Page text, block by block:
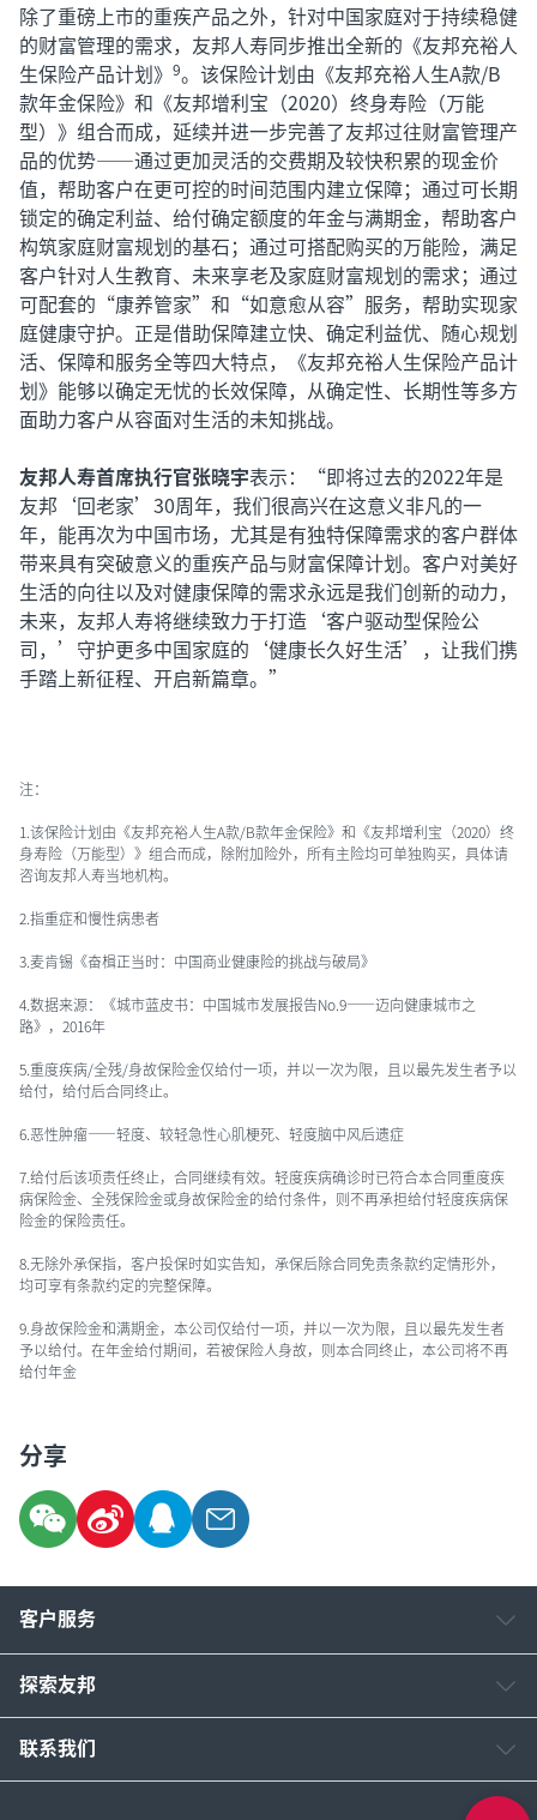
除了重磅上市的重疾产品之外，针对中国家庭对于持续稳健
的财富管理的需求，友邦人寿同步推出全新的《友邦充裕人
生保险产品计划》 9。该保险计划由《友邦充裕人生A款/B
款年金保险》和《友邦增利宝（2020）终身寿险（万能
型）》组合而成，延续并进一步完善了友邦过往财富管理产
品的优势——通过更加灵活的交费期及较快积累的现金价
值，帮助客户在更可控的时间范围内建立保障；通过可长期
锁定的确定利益、给付确定额度的年金与满期金，帮助客户
构筑家庭财富规划的基石；通过可搭配购买的万能险，满足
客户针对人生教育、未来享老及家庭财富规划的需求；通过
可配套的“康养管家”和“如意愈从容”服务，帮助实现家
庭健康守护。正是借助保障建立快、确定利益优、随心规划
活、保障和服务全等四大特点，《友邦充裕人生保险产品计
划》能够以确定无忧的长效保障，从确定性、长期性等多方
面助力客户从容面对生活的未知挑战。
友邦人寿首席执行官张晓宇表示：“即将过去的2022年是
友邦‘回老家’30周年，我们很高兴在这意义非凡的一
年，能再次为中国市场，尤其是有独特保障需求的客户群体
带来具有突破意义的重疾产品与财富保障计划。客户对美好
生活的向往以及对健康保障的需求永远是我们创新的动力，
未来，友邦人寿将继续致力于打造‘客户驱动型保险公
司，’守护更多中国家庭的‘健康长久好生活’，让我们携
手踏上新征程、开启新篇章。”
注：
1.该保险计划由《友邦充裕人生A款/B款年金保险》和《友邦增利宝（2020）终
身寿险（万能型）》组合而成，除附加险外，所有主险均可单独购买，具体请
咨询友邦人寿当地机构。
2.指重症和慢性病患者
3.麦肯锡《奋楫正当时：中国商业健康险的挑战与破局》
4.数据来源：《城市蓝皮书：中国城市发展报告No.9——迈向健康城市之
路》，2016年
5.重度疾病/全残/身故保险金仅给付一项，并以一次为限，且以最先发生者予以
给付，给付后合同终止。
6.恶性肿瘤——轻度、较轻急性心肌梗死、轻度脑中风后遗症
7.给付后该项责任终止，合同继续有效。轻度疾病确诊时已符合本合同重度疾
病保险金、全残保险金或身故保险金的给付条件，则不再承担给付轻度疾病保
险金的保险责任。
8.无除外承保指，客户投保时如实告知，承保后除合同免责条款约定情形外，
均可享有条款约定的完整保障。
9.身故保险金和满期金，本公司仅给付一项，并以一次为限，且以最先发生者
予以给付。在年金给付期间，若被保险人身故，则本合同终止，本公司将不再
给付年金
分享
客户服务
探索友邦
联系我们